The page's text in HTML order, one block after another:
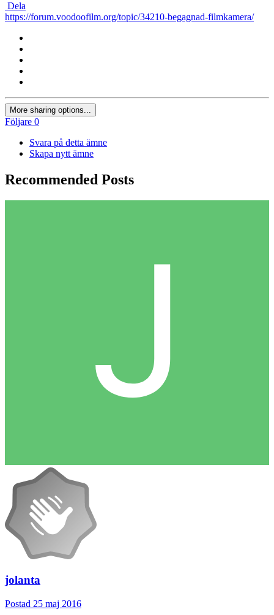
Dela
https://forum.voodoofilm.org/topic/34210-begagnad-filmkamera/
More sharing options...
Följare 0
Svara på detta ämne
Skapa nytt ämne
Recommended Posts
jolanta
Postad 25 maj 2016